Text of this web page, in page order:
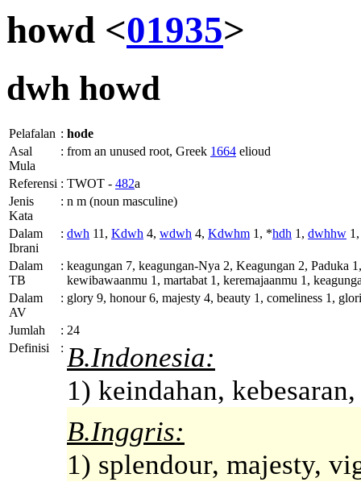
howd <01935>
dwh howd
Pelafalan : hode
Asal
Mula
: from an unused root, Greek 1664 elioud
Referensi : TWOT - 482a
Jenis
Kata
: n m (noun masculine)
Dalam
Ibrani
: dwh 11, Kdwh 4, wdwh 4, Kdwhm 1, *hdh 1, dwhhw
Dalam
TB
: keagungan 7, keagungan-Nya 2, Keagungan 2, Paduka
kewibawaanmu 1, martabat 1, keremajaanmu 1,
Dalam
AV
: glory 9, honour 6, majesty 4, beauty 1, comeliness 1,
Jumlah : 24
Definisi
: B.Indonesia:
1) keindahan,
B.Inggris:
1) splendour, majesty,